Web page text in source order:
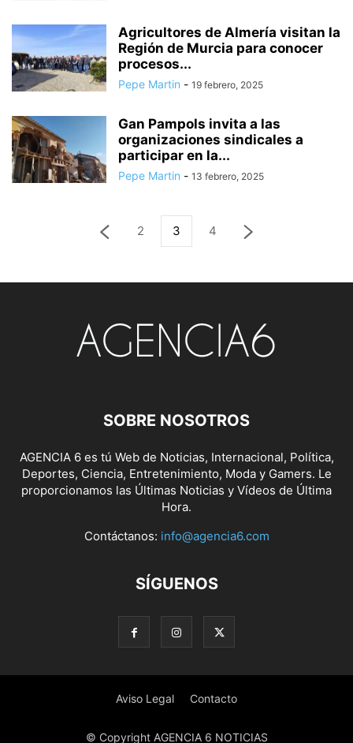
Agricultores de Almería visitan la
Región de Murcia para conocer
procesos...
Pepe Martin - 19 febrero, 2025
Gan Pampols invita a las
organizaciones sindicales a
participar en la...
Pepe Martin - 13 febrero, 2025
2 3 4
SOBRE NOSOTROS
AGENCIA 6 es tú Web de Noticias, Internacional, Política,
Deportes, Ciencia, Entretenimiento, Moda y Gamers. Le
proporcionamos las Últimas Noticias y Vídeos de Última
Hora.
Contáctanos: info@agencia6.com
SÍGUENOS
Aviso Legal Contacto
© Copyright AGENCIA 6 NOTICIAS